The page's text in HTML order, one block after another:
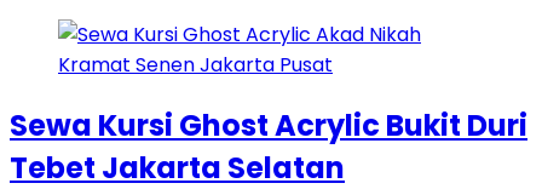
Sewa Kursi Ghost Acrylic Bukit Duri
Tebet Jakarta Selatan